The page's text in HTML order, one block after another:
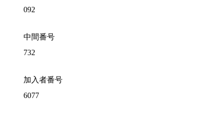
092
中間番号
732
加入者番号
6077